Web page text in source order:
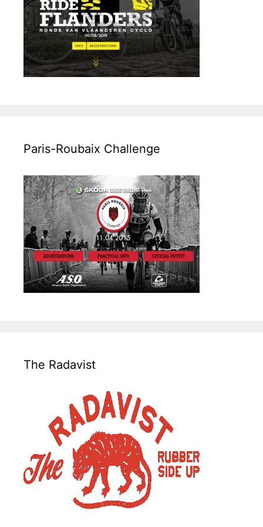
Paris-Roubaix Challenge
The Radavist